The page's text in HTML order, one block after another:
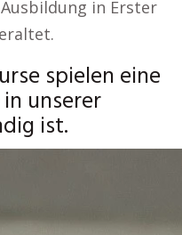
in Erster
spielen eine
unserer
ist.